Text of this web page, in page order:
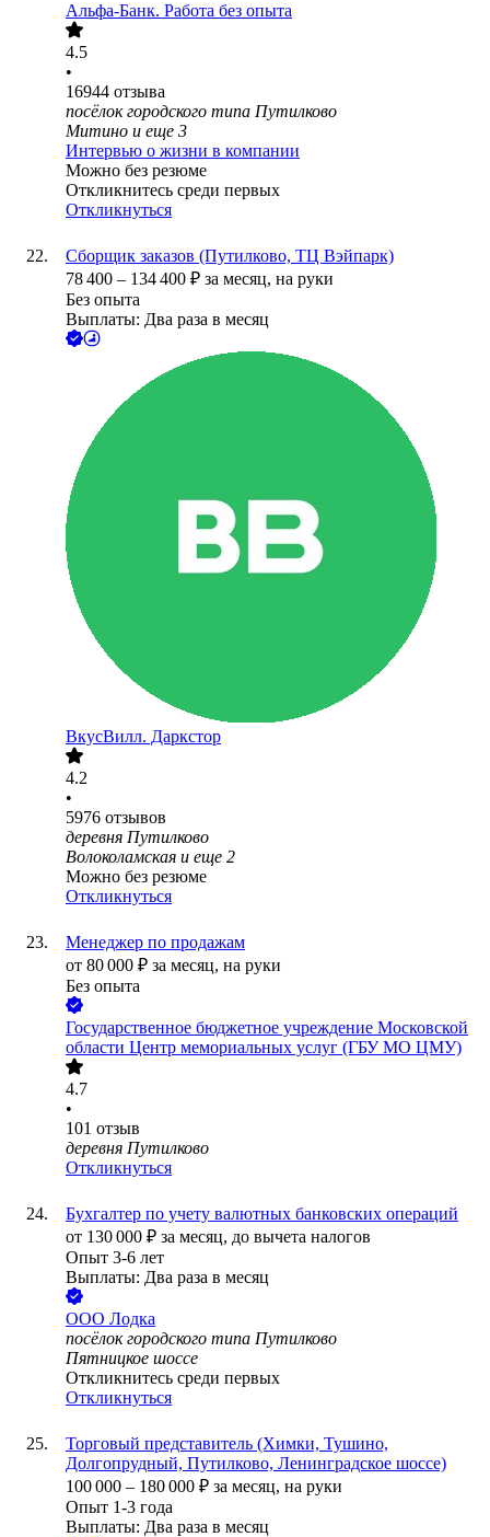
Альфа-Банк. Работа без опыта
4.5
•
16944 отзыва
посёлок городского типа Путилково
Митино и еще 3
Интервью о жизни в компании
Можно без резюме
Откликнитесь среди первых
Откликнуться
Сборщик заказов (Путилково, ТЦ Вэйпарк)
78 400 – 134 400 ₽ за месяц, на руки
Без опыта
Выплаты: Два раза в месяц
ВкусВилл. Даркстор
4.2
•
5976 отзывов
деревня Путилково
Волоколамская и еще 2
Можно без резюме
Откликнуться
Менеджер по продажам
от 80 000 ₽ за месяц, на руки
Без опыта
Государственное бюджетное учреждение Московской
области Центр мемориальных услуг (ГБУ МО ЦМУ)
4.7
•
101 отзыв
деревня Путилково
Откликнуться
Бухгалтер по учету валютных банковских операций
от 130 000 ₽ за месяц, до вычета налогов
Опыт 3-6 лет
Выплаты: Два раза в месяц
ООО Лодка
посёлок городского типа Путилково
Пятницкое шоссе
Откликнитесь среди первых
Откликнуться
Торговый представитель (Химки, Тушино,
Долгопрудный, Путилково, Ленинградское шоссе)
100 000 – 180 000 ₽ за месяц, на руки
Опыт 1-3 года
Выплаты: Два раза в месяц